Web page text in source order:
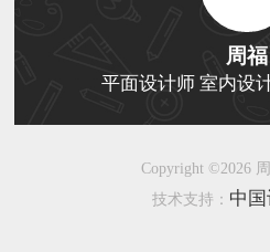
恭喜131****1475
恭喜133****8874
恭喜138****8638
恭喜133****9020
周福
平面设计师 室内设
Copyright ©2026
技术支持： 中